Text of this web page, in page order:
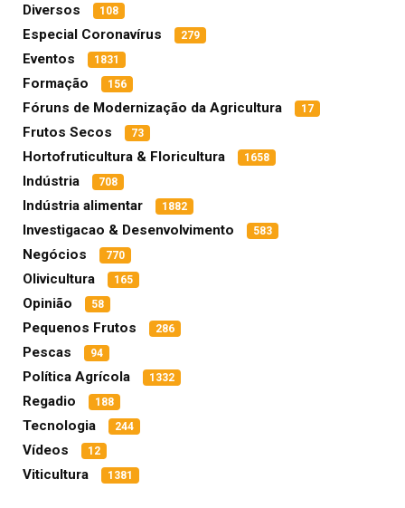
Diversos 108
Especial Coronavírus 279
Eventos 1831
Formação 156
Fóruns de Modernização da Agricultura 17
Frutos Secos 73
Hortofruticultura & Floricultura 1658
Indústria 708
Indústria alimentar 1882
Investigacao & Desenvolvimento 583
Negócios 770
Olivicultura 165
Opinião 58
Pequenos Frutos 286
Pescas 94
Política Agrícola 1332
Regadio 188
Tecnologia 244
Vídeos 12
Viticultura 1381